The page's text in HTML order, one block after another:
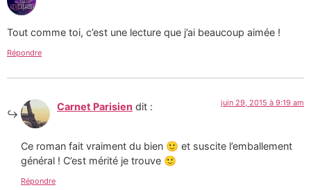
Tout comme toi, c’est une lecture que j’ai beaucoup aimée !
Répondre
Carnet Parisien dit : juin 29, 2015 à 9:19 am
Ce roman fait vraiment du bien 🙂 et suscite l’emballement
général ! C’est mérité je trouve 🙂
Répondre